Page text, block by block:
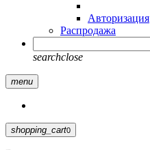
Авторизация
Распродажа
searchclose
menu
shopping_cart0